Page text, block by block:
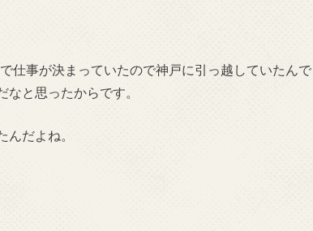
仕事が決まっていたので神戸に引っ越していたんで
と思ったからです。
だよね。